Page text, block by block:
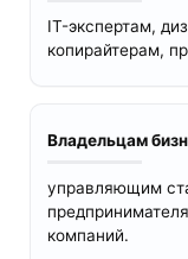
IT-экспертам,
копирайтерам,
Владельцам
управляющим
компаний.